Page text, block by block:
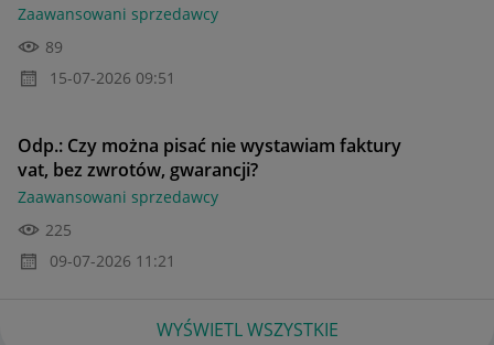
Zaawansowani sprzedawcy
89
‎15-07-2026 09:51
Odp.: Czy można pisać nie wystawiam faktury
vat, bez zwrotów, gwarancji?
Zaawansowani sprzedawcy
225
‎09-07-2026 11:21
WYŚWIETL WSZYSTKIE